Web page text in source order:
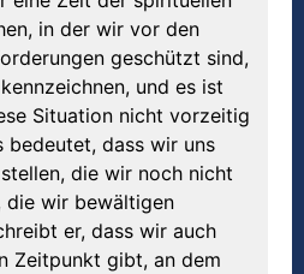
in der wir vor den
geschützt sind,
und es ist
Situation nicht vorzeitig
bedeutet, dass wir uns
die wir noch nicht
die wir bewältigen
er, dass wir auch
Zeitpunkt gibt, an dem